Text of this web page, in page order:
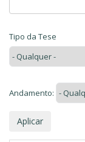
Tipo da Tese
Andamento: